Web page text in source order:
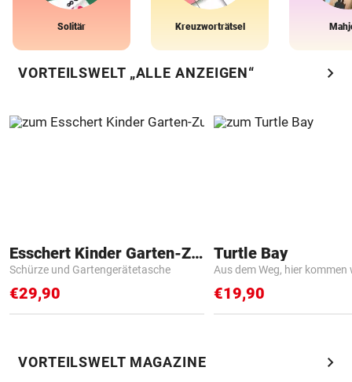
Solitär Kreuzworträtsel
VORTEILSWELT „ALLE ANZEIGEN“ chevron_right
Esschert Kinder Garten-Zubehör
Schürze und Gartengerätetasche
€29,90
Turtle Bay
Aus dem Weg, hier kommen
€19,90
VORTEILSWELT MAGAZINE chevron_right